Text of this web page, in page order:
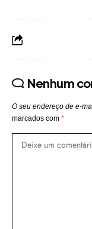
Nenhum
O seu endereço de e-
marcados com *